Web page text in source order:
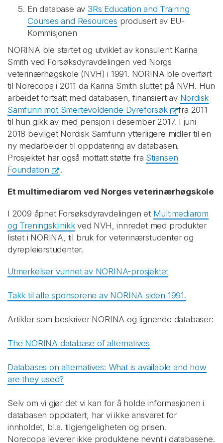
En database av 3Rs Education and Training
Courses and Resources produsert av EU-
Kommisjonen
NORINA ble startet og utviklet av konsulent Karina
Smith ved Forsøksdyravdelingen ved Norgs
veterinærhøgskole (NVH) i 1991. NORINA ble overført
til Norecopa i 2011 da Karina Smith sluttet på NVH. Hun
arbeidet fortsatt med databasen, finansiert av Nordisk
Samfunn mot Smertevoldende Dyreforsøk
fra 2011
til hun gikk av med pensjon i desember 2017. I juni
2018 bevilget Nordisk Samfunn ytterligere midler til en
ny medarbeider til oppdatering av databasen.
Prosjektet har også mottatt støtte fra Stiansen
Foundation
.
Et multimediarom ved Norges veterinærhøgskole
I 2009 åpnet Forsøksdyravdelingen et Multimediarom
og Treningsklinikkved NVH, innredet med produkter
listet i NORINA, til bruk for veterinærstudenter og
dyrepleierstudenter.
Utmerkelser vunnet av NORINA-prosjektet
Takk til alle sponsorene av NORINA siden 1991.
Artikler som beskriver NORINA og lignende databaser:
The NORINA database of alternatives
Databases on alternatives: What is available and how
are they used?
Selv om vi gjør det vi kan for å holde informasjonen i
databasen oppdatert, har vi ikke ansvaret for
innholdet, bl.a. tilgjengeligheten og prisen.
Norecopa leverer ikke produktene nevnt i databasene.